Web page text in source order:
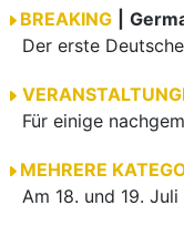
BREAKING
MEHRERE